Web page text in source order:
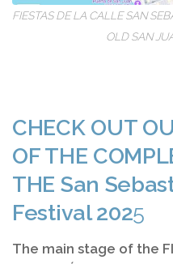
FIESTAS DE LA CALLE SAN
OLD SAN
CHECK OUT
OF THE
THE San
Festival 2025
The main stage of the